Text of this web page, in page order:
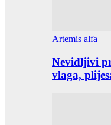
Artemis alfa
Nevidljivi
vlaga,